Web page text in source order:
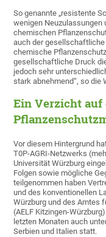
So genannte „resistente
wenigen Neuzulassungen
chemischen
auch der
chemische
gesellschaftliche Druck
jedoch sehr
stark abnehmend“, so die
Ein Verzicht auf
Vor diesem Hintergrund
T0P-AGRI-Netzwerks
Universität Würzburg
Folgen sowie mögliche
teilgenommen haben
und des konventionellen
Würzburg und des Amtes
(AELF Kitzingen-
letzten Monaten auch
Serbien und Italien statt.